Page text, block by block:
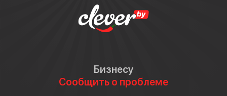
Бизнесу
Сообщить о проблеме